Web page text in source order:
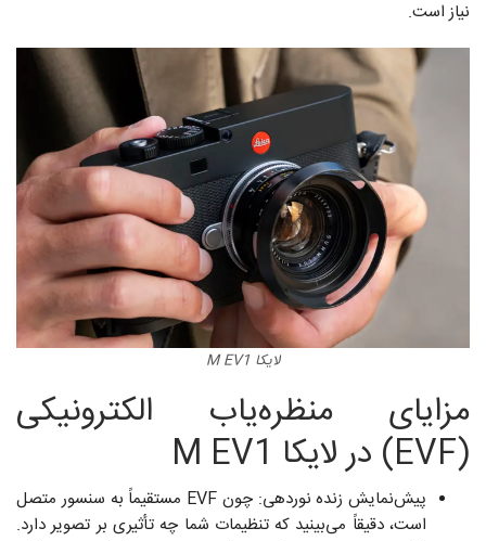
نیاز است.
لایکا M EV1
مزایای منظره‌یاب الکترونیکی
(EVF) در لایکا M EV1
پیش‌نمایش زنده‌ نوردهی: چون EVF مستقیماً به سنسور متصل
است، دقیقاً می‌بینید که تنظیمات شما چه تأثیری بر تصویر دارد.